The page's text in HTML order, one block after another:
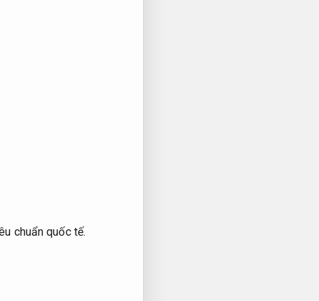
chuẩn quốc tế.